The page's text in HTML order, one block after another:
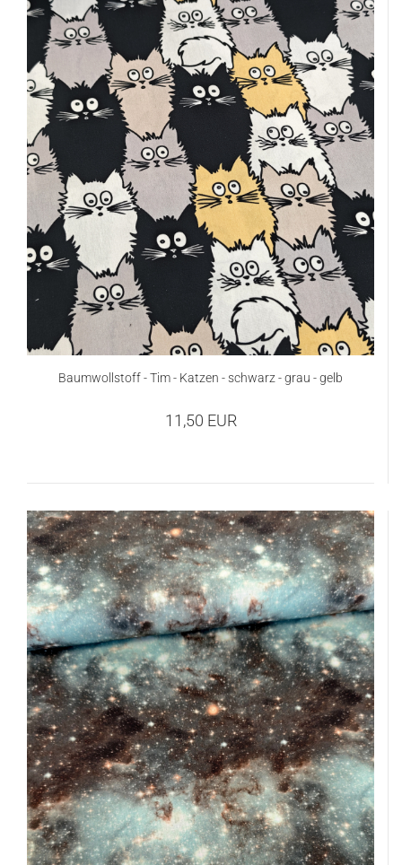
Baumwollstoff - Tim - Katzen - schwarz - grau - gelb
11,50 EUR